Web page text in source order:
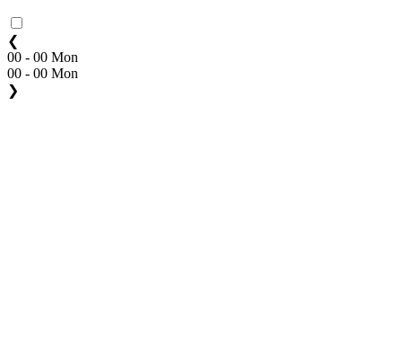
❮
00 - 00 Mon
00 - 00 Mon
❯